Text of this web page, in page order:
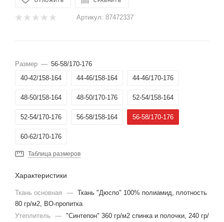
Артикул: 87472337
Размер — 56-58/170-176
40-42/158-164
44-46/158-164 44-46/170-176
48-50/158-164 48-50/170-176 52-54/158-164
52-54/170-176 56-58/158-164 56-58/170-176
60-62/170-176
Таблица размеров
Характеристики
Ткань основная — Ткань "Дюспо" 100% полиамид, плотность
80 гр/м2, ВО-пропитка
Утеплитель
— "Синтепон" 360 гр/м2 спинка и полочки, 240 гр/